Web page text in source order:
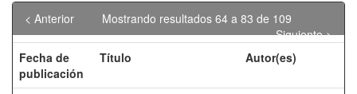
Mostrando resultados 64 a 83 de 109
< Anterior
Siguiente >
Fecha de
publicación
Título Autor(es)